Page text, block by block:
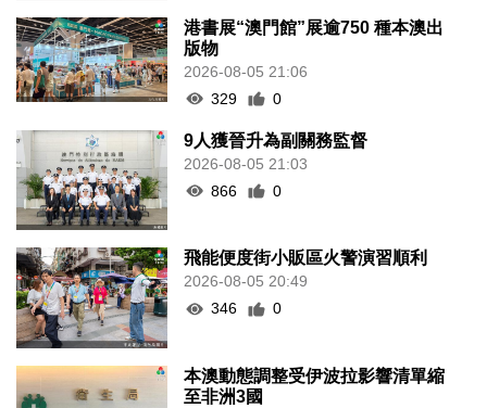
港書展“澳門館”展逾750 種本澳出
版物
2026-08-05 21:06
329
0
9人獲晉升為副關務監督
2026-08-05 21:03
866
0
飛能便度街小販區火警演習順利
2026-08-05 20:49
346
0
本澳動態調整受伊波拉影響清單縮
至非洲3國